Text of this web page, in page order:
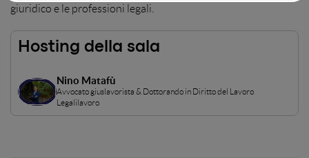
giuridico e le professioni legali.
Hosting della sala
Nino Matafù
Avvocato giuslavorista & Dottorando in Diritto del Lavoro
Legalilavoro